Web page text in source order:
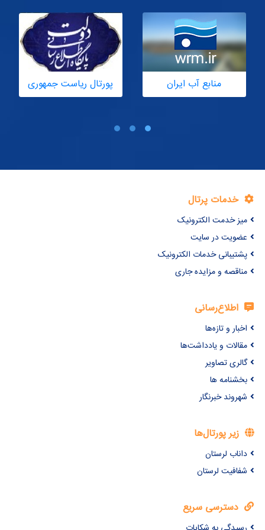
پورتال ریاست جمهوری پورتال رهبری